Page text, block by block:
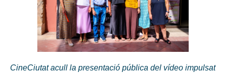
CineCiutat acull la presentació pública del vídeo impulsat